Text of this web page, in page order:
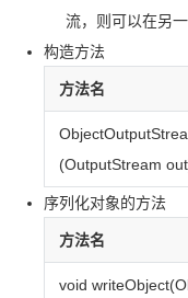
流，则可以在另
构造方法
方法名
(OutputStream
序列化对象的方法
方法名
void